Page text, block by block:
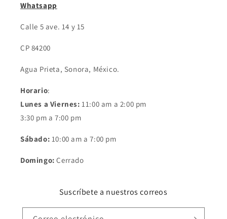
Whatsapp
Calle 5 ave. 14 y 15
CP 84200
Agua Prieta, Sonora, México.
Horario:
Lunes a Viernes: 11:00 am a 2:00 pm
3:30 pm a 7:00 pm
Sábado: 10:00 am a 7:00 pm
Domingo: Cerrado
Suscríbete a nuestros correos